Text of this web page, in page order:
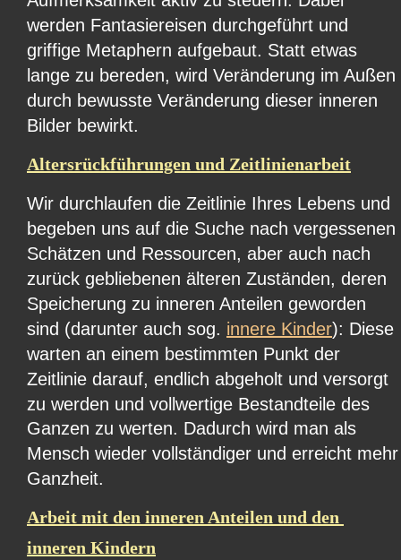
werden Fantasiereisen durchgeführt und
griffige Metaphern aufgebaut. Statt etwas
lange zu bereden, wird Veränderung im Außen
durch bewusste Veränderung dieser inneren
Bilder bewirkt.
Altersrückführungen und Zeitlinienarbeit
Wir durchlaufen die Zeitlinie Ihres Lebens und
begeben uns auf die Suche nach vergessenen
Schätzen und Ressourcen, aber auch nach
zurück gebliebenen älteren Zuständen, deren
Speicherung zu inneren Anteilen geworden
sind (darunter auch sog. innere Kinder): Diese
warten an einem bestimmten Punkt der
Zeitlinie darauf, endlich abgeholt und versorgt
zu werden und vollwertige Bestandteile des
Ganzen zu werten. Dadurch wird man als
Mensch wieder vollständiger und erreicht
Ganzheit.
Arbeit mit den inneren Anteilen und den
inneren Kindern